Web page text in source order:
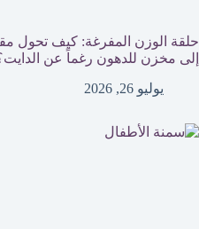
حلقة الوزن المفرغة: كيف تحول
إلى مخزن للدهون رغماً عن
يوليو 26, 2026